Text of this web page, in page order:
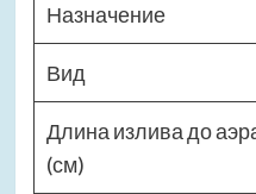
Назначение
Вид
Длина излива до
(см)